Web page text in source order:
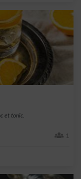
et tonic.
1